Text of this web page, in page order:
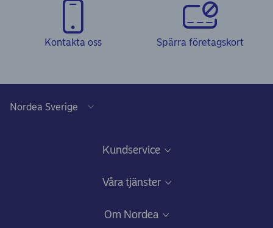
Kontakta oss Spärra företagskort
Kundservice
Kundservice, chatt och frågor & svar
Våra tjänster
Om Nordea